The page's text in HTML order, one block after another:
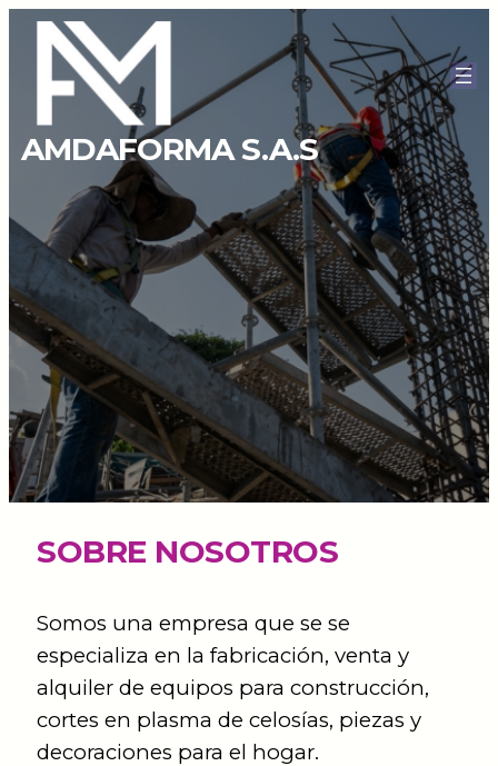
AMDAFORMA S.A.S
SOBRE NOSOTROS
Somos una empresa que se se
especializa en la fabricación, venta y
alquiler de equipos para construcción,
cortes en plasma de celosías, piezas y
decoraciones para el hogar.